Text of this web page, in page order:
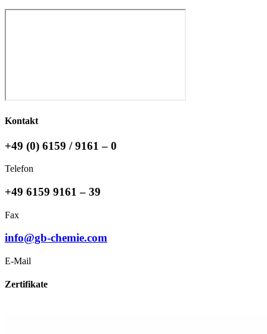
Kontakt
+49 (0) 6159 / 9161 – 0
Telefon
+49 6159 9161 – 39
Fax
info@gb-chemie.com
E-Mail
Zertifikate